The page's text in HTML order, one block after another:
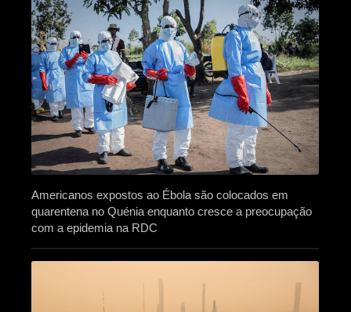
Americanos expostos ao Ébola são colocados em
quarentena no Quénia enquanto cresce a preocupação
com a epidemia na RDC